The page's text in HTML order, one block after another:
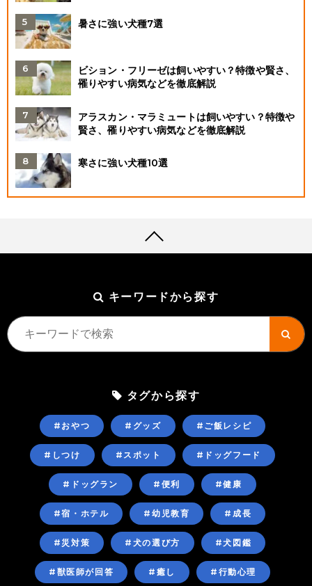
暑さに強い犬種7選
ビション・フリーゼは飼いやすい？特徴や賢さ、
罹りやすい病気などを徹底解説
アラスカン・マラミュートは飼いやすい？特徴や
賢さ、罹りやすい病気などを徹底解説
寒さに強い犬種10選
キーワードから探す
タグから探す
#おやつ #グッズ #ご飯レシピ
#しつけ #スポット #ドッグフード
#ドッグラン #便利 #健康
#宿・ホテル #幼児教育 #成長
#災対策 #犬の選び方 #犬図鑑
#獣医師が回答 #癒し #行動心理